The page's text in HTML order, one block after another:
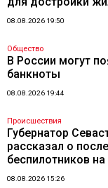
08.08.2026 19:50
Общество
В России могут
банкноты
08.08.2026 19:44
Происшествия
Губернатор
рассказал о
беспилотников на
08.08.2026 15:26